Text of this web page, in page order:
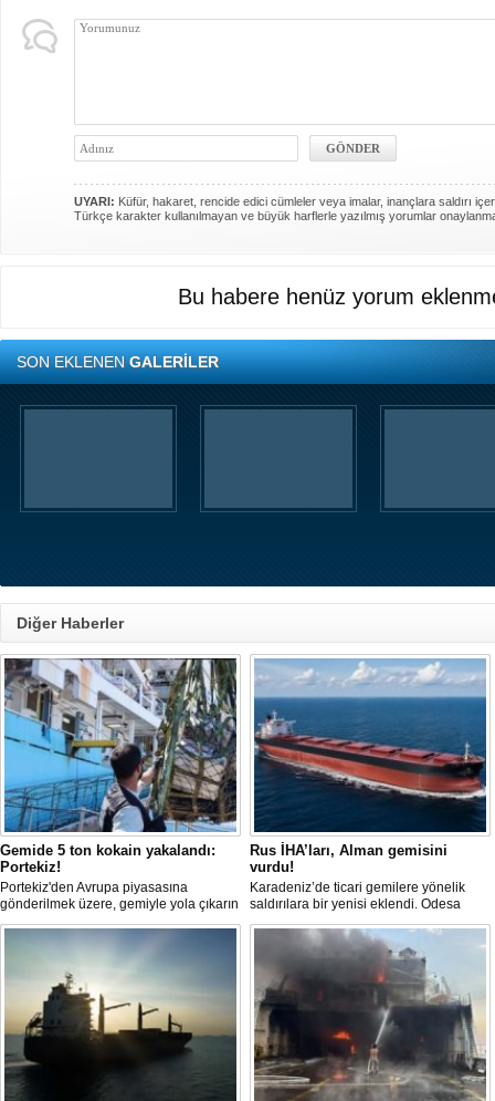
UYARI: Küfür, hakaret, rencide edici cümleler veya imalar, inançlara saldırı
Türkçe karakter kullanılmayan ve büyük harflerle yazılmış yorumlar
Bu habere henüz yorum
SON EKLENENGALERİLER
Diğer Haberler
Gemide 5 ton kokain yakalandı:
Portekiz!
Portekiz'den Avrupa piyasasına
gönderilmek üzere, gemiyle yola çıkarın
5 ton kokain, Portekiz polisi ile Portekiz
operasyonuyla durduruldu. Operasyon
kapsamında, gemideki iki yabancı
uyruklu kişi bir gemi mürettebatı
gözaltına alındı.
Rus İHA’ları, Alman gemisini
vurdu!
Karadeniz’de ticari gemilere yönelik
saldırılara bir yenisi eklendi. Odesa
açıklarında birden fazla İHA’nın hedef
aldığı Alman işletmesindeki Emil
gemisinde yangın çıktı; teknik sistemler
durunca mürettebat tahliye edildi.